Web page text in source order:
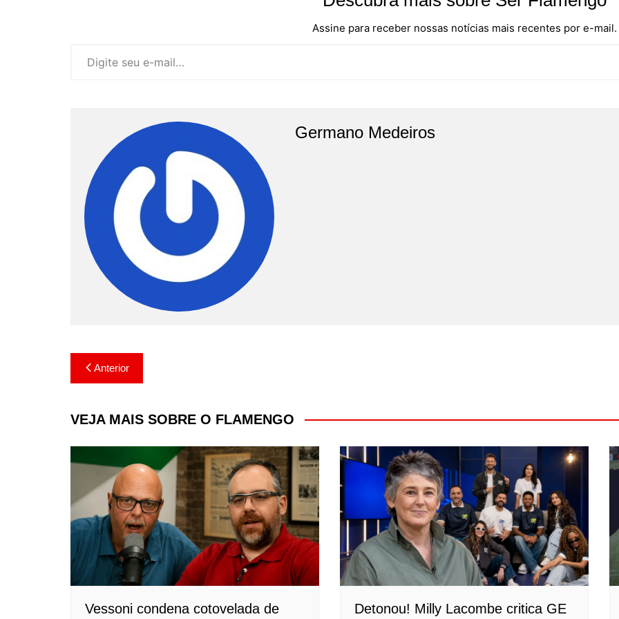
Assine para receber nossas notícias mais recentes por e-mail.
Germano Medeiros
Navegação
de
Post
Anterior
VEJA MAIS SOBRE O FLAMENGO
Vessoni condena cotovelada de
Detonou! Milly Lacombe critica GE